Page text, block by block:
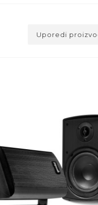
Uporedi